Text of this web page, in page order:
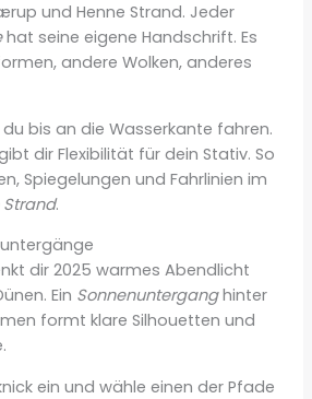
und Henne Strand. Jeder
hat seine eigene Handschrift. Es
andere Wolken, anderes
bis an die Wasserkante fahren.
dir Flexibilität für dein Stativ. So
Spiegelungen und Fahrlinien im
Strand.
dir 2025 warmes Abendlicht
Ein Sonnenunterganghinter
formt klare Silhouetten und
ein und wähle einen der Pfade